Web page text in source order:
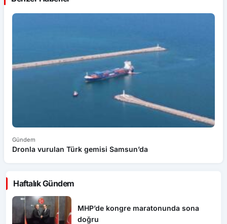
Gündem
Dronla vurulan Türk gemisi Samsun’da
Haftalık Gündem
MHP’de kongre maratonunda sona
doğru